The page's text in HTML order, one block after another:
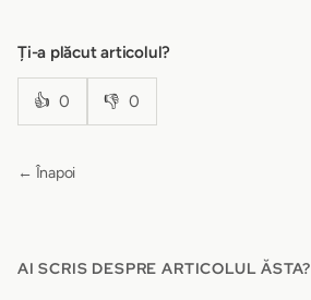
Ți-a plăcut articolul?
👍 0 👎 0
← Înapoi
AI SCRIS DESPRE ARTICOLUL ĂSTA?